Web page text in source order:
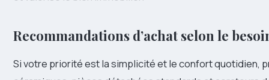
Recommandations d’achat selon le
Si votre priorité est la simplicité et le confort quotidien,